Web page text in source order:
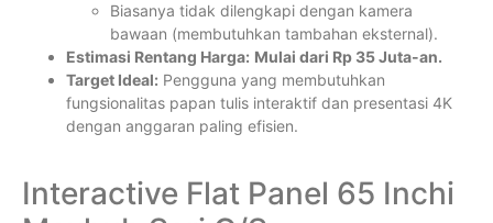
Biasanya tidak dilengkapi dengan kamera
bawaan (membutuhkan tambahan eksternal).
Estimasi Rentang Harga: Mulai dari Rp 35 Juta-an.
Target Ideal: Pengguna yang membutuhkan
fungsionalitas papan tulis interaktif dan presentasi 4K
dengan anggaran paling efisien.
Interactive Flat Panel 65 Inchi